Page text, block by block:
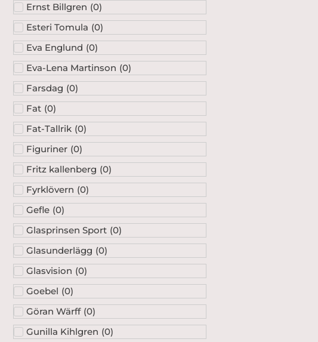
Ernst Billgren (0)
Esteri Tomula (0)
Eva Englund (0)
Eva-Lena Martinson (0)
Farsdag (0)
Fat (0)
Fat-Tallrik (0)
Figuriner (0)
Fritz kallenberg (0)
Fyrklövern (0)
Gefle (0)
Glasprinsen Sport (0)
Glasunderlägg (0)
Glasvision (0)
Goebel (0)
Göran Wärff (0)
Gunilla Kihlgren (0)